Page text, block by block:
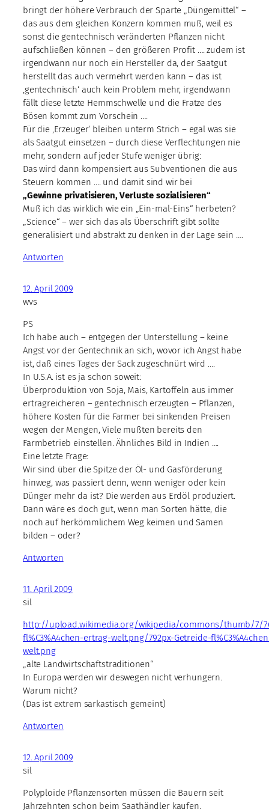
bringt der höhere Verbrauch der Sparte „Düngemittel“ –
das aus dem gleichen Konzern kommen muß, weil es
sonst die gentechnisch veränderten Pflanzen nicht
aufschließen können – den größeren Profit …. zudem ist
irgendwann nur noch ein Hersteller da, der Saatgut
herstellt das auch vermehrt werden kann – das ist
‚gentechnisch‘ auch kein Problem mehr, irgendwann
fällt diese letzte Hemmschwelle und die Fratze des
Bösen kommt zum Vorschein ….
Für die ‚Erzeuger‘ bleiben unterm Strich – egal was sie
als Saatgut einsetzen – durch diese Verflechtungen nie
mehr, sondern auf jeder Stufe weniger übrig:
Das wird dann kompensiert aus Subventionen die aus
Steuern kommen …. und damit sind wir bei
„Gewinne privatisieren, Verluste sozialisieren“
Muß ich das wirklich wie ein „Ein-mal-Eins“ herbeten?
„Science“ – wer sich das als Überschrift gibt sollte
generalisiert und abstrakt zu denken in der Lage sein ….
Antworten
12. April 2009
wvs
PS
Ich habe auch – entgegen der Unterstellung – keine
Angst vor der Gentechnik an sich, wovor ich Angst habe
ist, daß eines Tages der Sack zugeschnürt wird ….
In U.S.A. ist es ja schon soweit:
Überproduktion von Soja, Mais, Kartoffeln aus immer
ertragreicheren – gentechnisch erzeugten – Pflanzen,
höhere Kosten für die Farmer bei sinkenden Preisen
wegen der Mengen, Viele mußten bereits den
Farmbetrieb einstellen. Ähnliches Bild in Indien ….
Eine letzte Frage:
Wir sind über die Spitze der Öl- und Gasförderung
hinweg, was passiert denn, wenn weniger oder kein
Dünger mehr da ist? Die werden aus Erdöl produziert.
Dann wäre es doch gut, wenn man Sorten hätte, die
noch auf herkömmlichem Weg keimen und Samen
bilden – oder?
Antworten
11. April 2009
sil
http://upload.wikimedia.org/wikipedia/commons/thumb/7/
fl%C3%A4chen-ertrag-welt.png/792px-Getreide-
welt.png
„alte Landwirtschaftstraditionen“
In Europa werden wir deswegen nicht verhungern.
Warum nicht?
(Das ist extrem sarkastisch gemeint)
Antworten
12. April 2009
sil
Polyploide Pflanzensorten müssen die Bauern seit
Jahrzehnten schon beim Saathändler kaufen.